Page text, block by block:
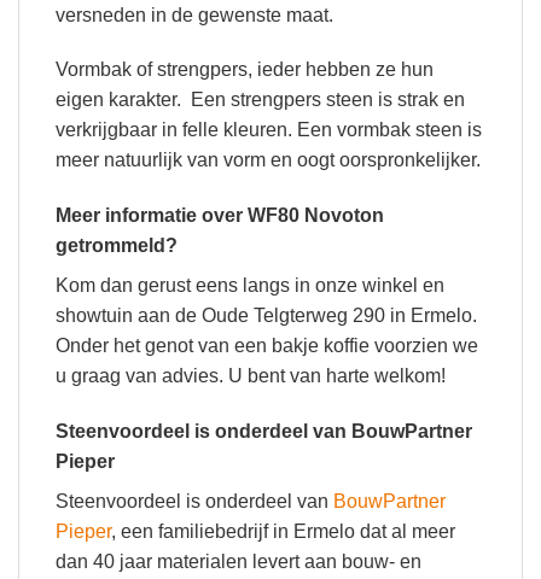
versneden in de gewenste maat.
Vormbak of strengpers, ieder hebben ze hun
eigen karakter. Een strengpers steen is strak en
verkrijgbaar in felle kleuren. Een vormbak steen is
meer natuurlijk van vorm en oogt oorspronkelijker.
Meer informatie over WF80 Novoton
getrommeld?
Kom dan gerust eens langs in onze winkel en
showtuin aan de Oude Telgterweg 290 in Ermelo.
Onder het genot van een bakje koffie voorzien we
u graag van advies. U bent van harte welkom!
Steenvoordeel is onderdeel van BouwPartner
Pieper
Steenvoordeel is onderdeel van BouwPartner
Pieper, een familiebedrijf in Ermelo dat al meer
dan 40 jaar materialen levert aan bouw- en